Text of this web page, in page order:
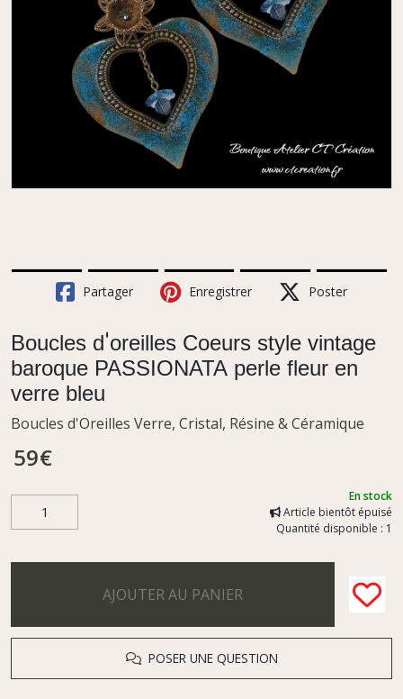
Partager Enregistrer Poster
Boucles d'oreilles Coeurs style vintage
baroque PASSIONATA perle fleur en
verre bleu
Boucles d'Oreilles Verre, Cristal, Résine & Céramique
59€
En stock
Article bientôt épuisé
Quantité disponible : 1
AJOUTER AU PANIER
POSER UNE QUESTION